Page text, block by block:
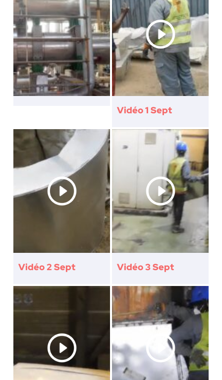
Vidéo 1 Sept
Vidéo 2 Sept Vidéo 3 Sept